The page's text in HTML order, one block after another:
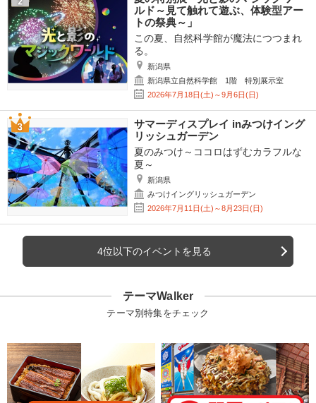
ルド～見て触れて遊ぶ、体験型アー
トの祭典～」
この夏、自然科学館が魔法につつまれ
る。
新潟県
新潟県立自然科学館 1階 特別展示室
2026年7月18日(土)～9月6日(日)
サマーディスプレイ inみつけイング
リッシュガーデン
夏のみつけ～ココロはずむカラフルな
夏～
新潟県
みつけイングリッシュガーデン
2026年7月11日(土)～8月23日(日)
4位以下のイベントを見る
テーマWalker
テーマ別特集をチェック